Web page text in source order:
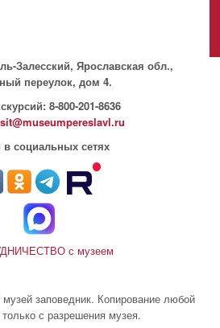
Залесский, Ярославская обл.,
переулок, дом 4.
8-800-201-8636
в социальных сетях
с музеем
заповедник. Копирование любой
с разрешения музея.